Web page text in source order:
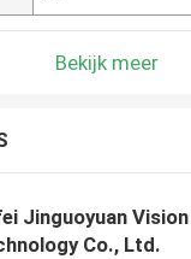
Bekijk meer
Jinguoyuan Vision
Co., Ltd.